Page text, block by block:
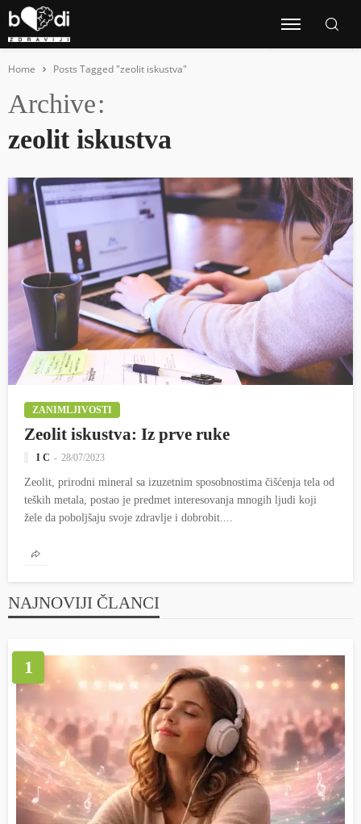
Home Posts Tagged "zeolit iskustva"
Archive
zeolit iskustva
ZANIMLJIVOSTI
Zeolit iskustva: Iz prve ruke
I C 28/07/2023
Zeolit, prirodni mineral sa izuzetnim sposobnostima čišćenja tela od
teških metala, postao je predmet interesovanja mnogih ljudi koji
žele da poboljšaju svoje zdravlje i dobrobit....
NAJNOVIJI ČLANCI
1